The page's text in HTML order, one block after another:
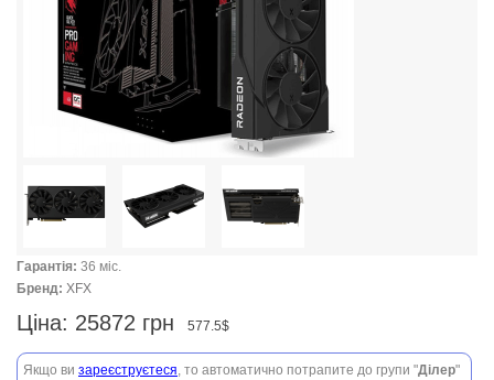
Гарантія: 36 міс.
Бренд: XFX
Ціна: 25872 грн 577.5$
Якщо ви зареєструєтеся, то автоматично потрапите до групи "Ділер"